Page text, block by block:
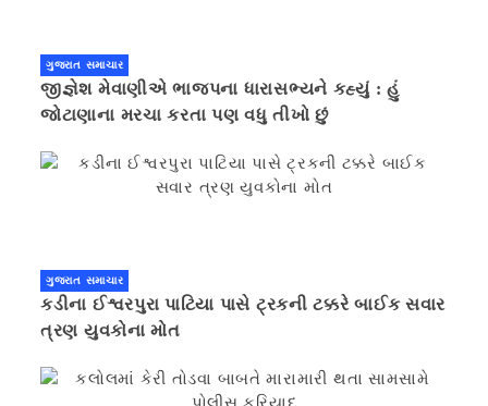
ગુજરાત સમાચાર
જીજ્ઞેશ મેવાણીએ ભાજપના ધારાસભ્યને કહ્યું : હું
જોટાણાના મરચા કરતા પણ વધુ તીખો છું
ગુજરાત સમાચાર
કડીના ઈશ્વરપુરા પાટિયા પાસે ટ્રકની ટક્કરે બાઈક સવાર
ત્રણ યુવકોના મોત